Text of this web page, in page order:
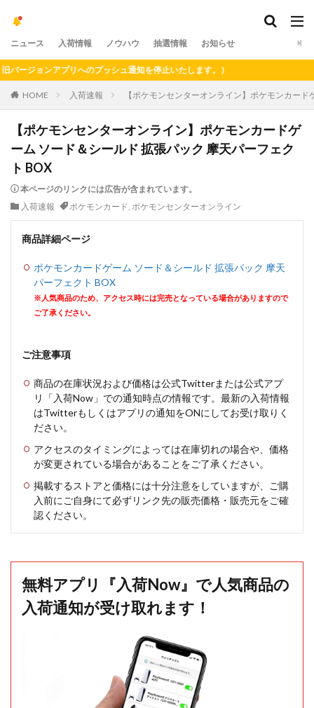
ニュース 入荷情報 ノウハウ 抽選情報 お知らせ
ョンアプリへのプッシュ通知を停止いたします。）
HOME 入荷速報 【ポケモンセンターオンライン】ポケモンカー
【ポケモンセンターオンライン】ポケモンカードゲ
ーム ソード＆シールド 拡張パック 摩天パーフェク
ト BOX
本ページのリンクには広告が含まれています。
入荷速報
ポケモンカード, ポケモンセンターオンライン
商品詳細ページ
ポケモンカードゲーム ソード＆シールド 拡張パック 摩天
パーフェクト BOX
※人気商品のため、アクセス時には完売となっている場合がありますので
ご了承ください。
ご注意事項
商品の在庫状況および価格は公式Twitterまたは公式アプ
リ「入荷Now」での通知時点の情報です。最新の入荷情報
はTwitterもしくはアプリの通知をONにしてお受け取りく
ださい。
アクセスのタイミングによっては在庫切れの場合や、価格
が変更されている場合があることをご了承ください。
掲載するストアと価格には十分注意をしていますが、ご購
入前にご自身にて必ずリンク先の販売価格・販売元をご確
認ください。
無料アプリ『入荷Now』で人気商品の
入荷通知が受け取れます！